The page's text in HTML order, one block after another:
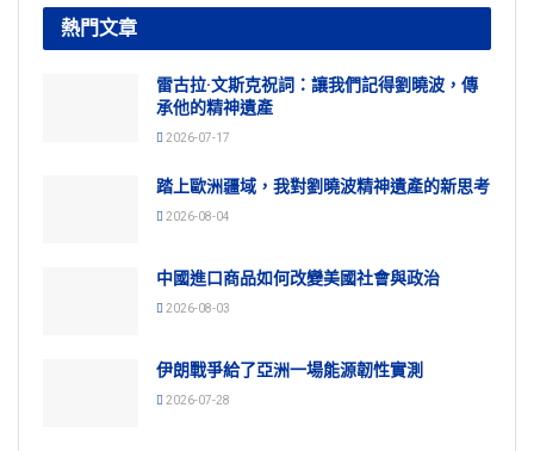
熱門文章
雷古拉·文斯克祝詞：讓我們記得劉曉波，傳
承他的精神遺產
2026-07-17
踏上歐洲疆域，我對劉曉波精神遺產的新思考
2026-08-04
中國進口商品如何改變美國社會與政治
2026-08-03
伊朗戰爭給了亞洲一場能源韌性實測
2026-07-28